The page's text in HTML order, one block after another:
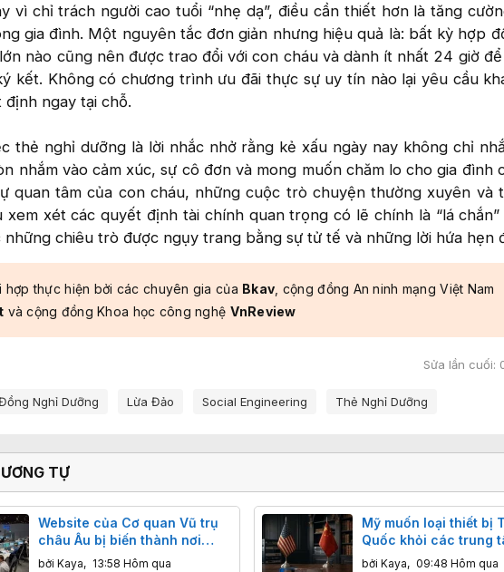
vì chỉ trách người cao tuổi “nhẹ dạ”, điều cần thiết hơn là tăng
gia đình. Một nguyên tắc đơn giản nhưng hiệu quả là: bất kỳ hợp
nào cũng nên được trao đổi với con cháu và dành ít nhất 24 giờ
kết. Không có chương trình ưu đãi thực sự uy tín nào lại yêu cầu
định ngay tại chỗ.
thẻ nghỉ dưỡng là lời nhắc nhở rằng kẻ xấu ngày nay không chỉ
nhắm vào cảm xúc, sự cô đơn và mong muốn chăm lo cho gia đình
quan tâm của con cháu, những cuộc trò chuyện thường xuyên và
xem xét các quyết định tài chính quan trọng có lẽ chính là “lá chắn”
chiêu trò được ngụy trang bằng sự tử tế và những lời hứa hẹn
hợp thực hiện bởi các chuyên gia của Bkav , cộng đồng An ninh mạng Việt Nam
và cộng đồng Khoa học công nghệ VnReview
Sửa lần cuối:
Nghỉ Dưỡng Lừa Đảo Social Engineering Thẻ Nghỉ Dưỡng
TỰ
Website của Cơ quan Vũ trụ
châu Âu bị biến thành nơi
quảng cáo IPTV lậu
bởi Kaya, 13:58 Hôm qua
Mỹ muốn loại thiết bị
Quốc khỏi các trung
liệu AI
bởi Kaya, 09:48 Hôm qua